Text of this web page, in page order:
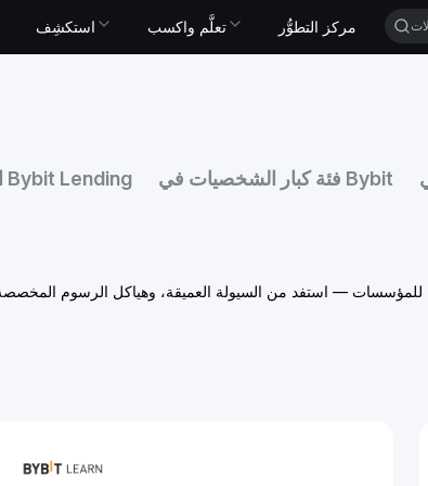
استكشِف تعلَّم واكسب مركز التطوُّر
الإقراض Bybit Lending فئة كبار الشخصيات في Bybit